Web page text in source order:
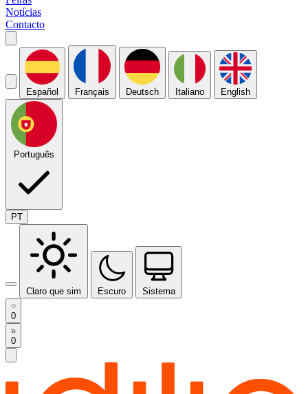
Notícias
Contacto
Español Français Deutsch Italiano English
Português
PT
Claro que sim Escuro Sistema
0
0